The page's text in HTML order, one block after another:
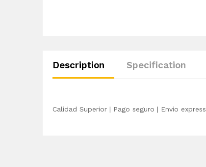
Description Specification
Calidad Superior | Pago seguro | Envio express